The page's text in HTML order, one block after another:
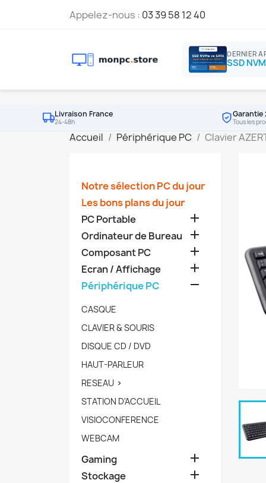
Appelez-nous : 03 39 58 12 40
DERNIER
Livraison France
24-48h
Garantie
Tous les
Accueil Périphérique PC Clavier
Notre sélection PC du jour
Les bons plans du jour
PC Portable

Ordinateur de Bureau 
Composant PC 
Ecran / Affichage 
Périphérique PC 
CASQUE
CLAVIER & SOURIS
DISQUE CD / DVD
HAUT-PARLEUR
RESEAU 
STATION D'ACCUEIL
VISIOCONFERENCE
WEBCAM
Gaming 
Stockage 